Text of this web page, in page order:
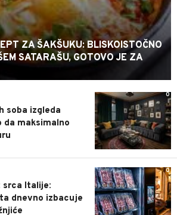
ZA ŠAKŠUKU: BLISKOISTOČNO
SATARAŠU, GOTOVO JE ZA
0
soba izgleda
da maksimalno
0
srca Italije:
dnevno izbacuje